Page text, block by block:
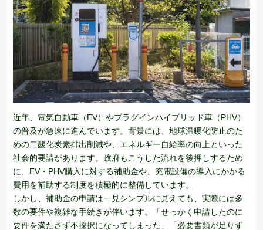
近年、電気自動車（EV）やプラグインハイブリッド車（PHV）
の普及が急速に進んでいます。背景には、地球温暖化防止のた
めの二酸化炭素排出削減や、エネルギー自給率の向上といった
社会的要請があります。政府もこうした流れを後押しするため
に、EV・PHV購入に対する補助金や、充電設備の導入にかかる
費用を補助する制度を積極的に整備しています。
しかし、補助金の申請は一見シンプルに見えても、実際には多
数の要件や複雑な手続きが伴います。「せっかく申請したのに
要件を満たさず不採択になってしまった」「必要書類が足りず